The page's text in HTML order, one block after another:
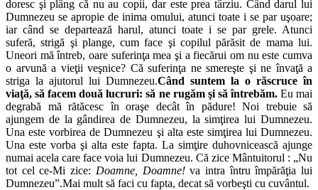
doresc şi plâng că nu au copii, dar este prea târziu. Când darul lui
Dumnezeu se apropie de inima omului, atunci toate i se par uşoare;
iar când se departează harul, atunci toate i se par grele. Atunci
suferă, strigă şi plange, cum face şi copilul părăsit de mama lui.
Uneori mă întreb, oare suferinţa mea şi a fiecărui om nu este cumva
o arvună a vieţii veşnice? Că suferinţa ne smereşte şi ne învaţă a
striga la ajutorul lui Dumnezeu.Când suntem la o răscruce în
viaţă, să facem două lucruri:să ne rugăm şi să întrebăm. Eu mai
degrabă mă rătăcesc în oraşe decât în pădure! Noi trebuie să
ajungem de la gândirea de Dumnezeu, la simţirea lui Dumnezeu.
Una este vorbirea de Dumnezeu şi alta este simţirea lui Dumnezeu.
Una este vorba şi alta este fapta. La simţire duhovnicească ajunge
numai acela care face voia lui Dumnezeu. Că zice Mântuitorul : „Nu
tot cel ce-Mi zice: Doamne, Doamne!va intra întru împărăţia lui
Dumnezeu”.Mai mult să faci cu fapta, decat să vorbeşti cu cuvântul.